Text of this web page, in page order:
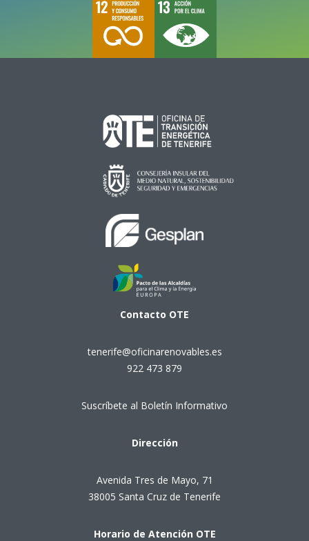
Contacto OTE
tenerife@oficinarenovables.es
922 473 879
Suscríbete al Boletín Informativo
Dirección
Avenida Tres de Mayo, 71
38005 Santa Cruz de Tenerife
Horario de Atención OTE